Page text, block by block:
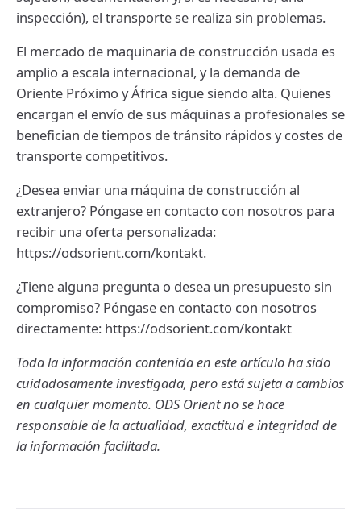
inspección), el transporte se realiza sin problemas.
El mercado de maquinaria de construcción usada es
amplio a escala internacional, y la demanda de
Oriente Próximo y África sigue siendo alta. Quienes
encargan el envío de sus máquinas a profesionales se
benefician de tiempos de tránsito rápidos y costes de
transporte competitivos.
¿Desea enviar una máquina de construcción al
extranjero? Póngase en contacto con nosotros para
recibir una oferta personalizada:
https://odsorient.com/kontakt.
¿Tiene alguna pregunta o desea un presupuesto sin
compromiso? Póngase en contacto con nosotros
directamente: https://odsorient.com/kontakt
Toda la información contenida en este artículo ha sido
cuidadosamente investigada, pero está sujeta a cambios
en cualquier momento. ODS Orient no se hace
responsable de la actualidad, exactitud e integridad de
la información facilitada.